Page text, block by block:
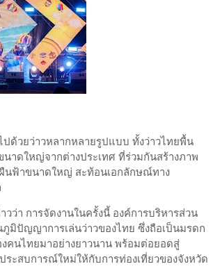
ด้วยว่าวหลากหลายรูปแบบ ทั้งว่าวไทยพื้น
าดใหญ่จากต่างประเทศ ที่ร่วมกันสร้างภาพ
นฟ้าขนาดใหญ่ สะท้อนเอกลักษณ์ทาง
ว่า การจัดงานในครั้งนี้ องค์การบริหารส่วน
มิปัญญาการเล่นว่าวของไทย ซึ่งถือเป็นมรดก
คนไทยมาอย่างยาวนาน พร้อมต่อยอดสู่
ระสบการณ์ใหม่ให้กับการท่องเที่ยวของจังหวัด